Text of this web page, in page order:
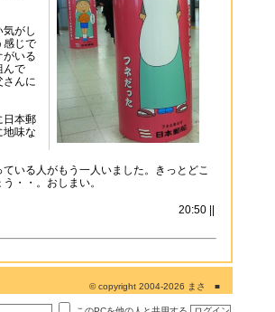
がし
感じで
がいる
んで
さんに
日本郵
地味な
いる人がもう一人いました。きっとどこ
・・。おしまい。
20:50 ||
© copyright 2004-2026 まさ ■